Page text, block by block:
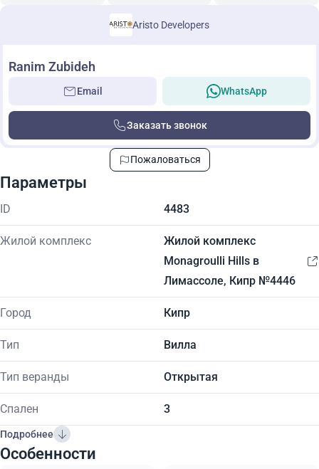
Aristo Developers
Ranim Zubideh
Email WhatsApp
Заказать звонок
Пожаловаться
Параметры
ID 4483
Жилой комплекс
Жилой комплекс
Monagroulli Hills в
Лимассоле, Кипр №4446
Город Кипр
Тип Вилла
Тип веранды Открытая
Спален 3
Подробнее
Особенности